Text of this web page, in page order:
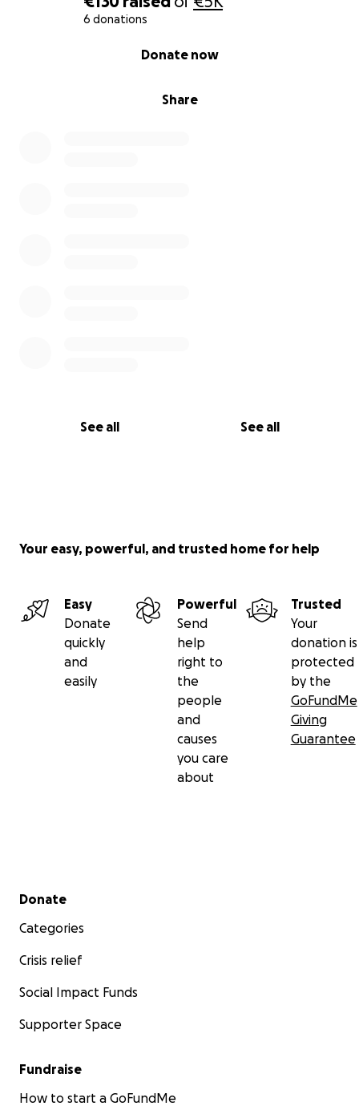
6 donations
Share
Donate now
See all See all
Your easy, powerful, and trusted home for help
Easy
Donate
quickly
and
easily
Powerful
Send
help
right to
the
people
and
causes
you care
about
Trusted
Your
donation is
protected
by the
GoFundMe
Giving
Guarantee
Secondary menu
Donate
Categories
Crisis relief
Social Impact Funds
Supporter Space
Fundraise
How to start a GoFundMe